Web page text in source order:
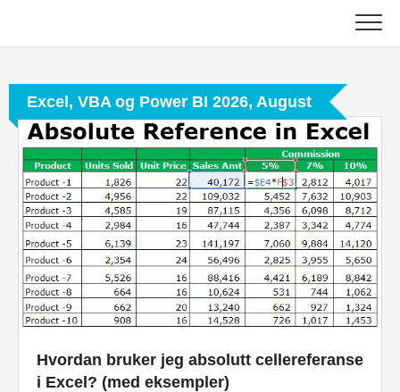
content
Regnskapsopplæring
Opplæring i kapitalforvaltning
Excel, VBA og Power BI
Investment Banking Tutorials
Topp bøker
Finans karriereveiledninger
Ressurser for økonomisertifisering
Excel, VBA og Power BI 2026, August
Hvordan bruker jeg absolutt cellereferanse
i Excel? (med eksempler)